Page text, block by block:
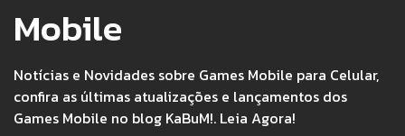
Mobile
Notícias e Novidades sobre Games Mobile para Celular,
confira as últimas atualizações e lançamentos dos
Games Mobile no blog KaBuM!. Leia Agora!